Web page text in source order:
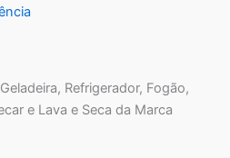
Refrigerador, Fogão,
e Lava e Seca da Marca